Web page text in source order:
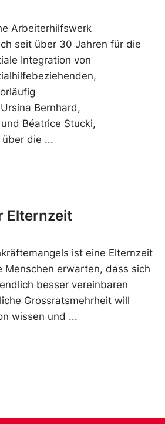
Arbeiterhilfswerk
seit über 30 Jahren für die
Integration von
Bernhard,
Béatrice Stucki,
die
Elternzeit
ist eine Elternzeit
Menschen erwarten, dass sich
besser vereinbaren
Grossratsmehrheit will
wissen und